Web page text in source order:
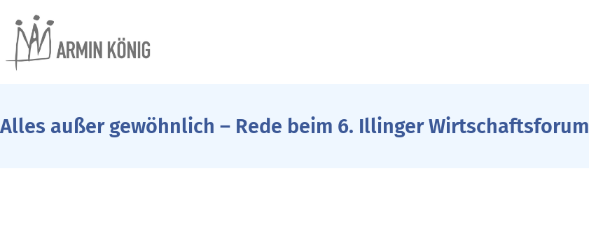
Alles außer gewöhnlich – Rede beim 6. Illinger Wirtschaftsforum